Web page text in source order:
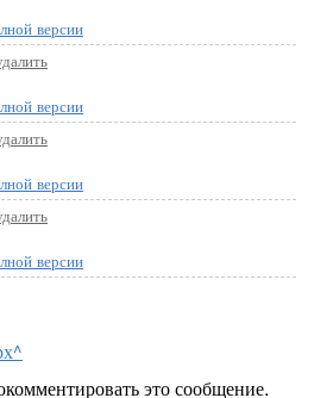
версии
версии
версии
версии
это сообщение.